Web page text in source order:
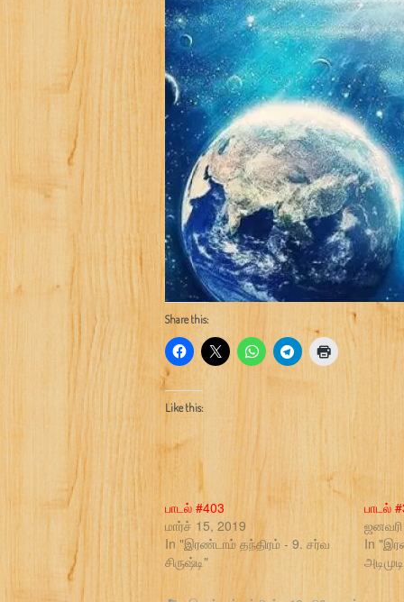
Share this:
Like this:
பாடல் #403
மார்ச் 15, 2019
In "இரண்டாம் தந்திரம் - 9. சர்வ
சிருஷ்டி"
பாடல்
In